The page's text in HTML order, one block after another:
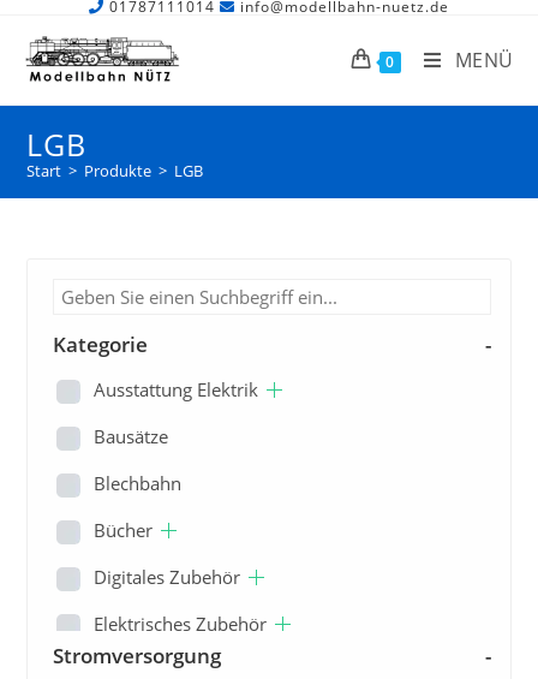
01787111014 info@modellbahn-nuetz.de
0 MENÜ
LGB
Start > Produkte > LGB
Kategorie -
Ausstattung Elektrik
Bausätze
Blechbahn
Bücher
Digitales Zubehör
Elektrisches Zubehör
Ersatzteile
Stromversorgung -